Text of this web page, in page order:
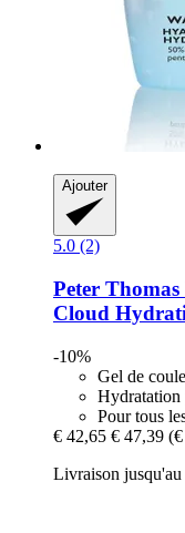
Ajouter
5.0 (2)
Peter
Cloud
-10%
Gel de
Hydratation
Pour tous
€ 42,65 € 47,39
Livraison jusqu'au